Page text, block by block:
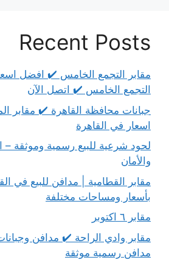
Recent Posts
مقابر التجمع الخامس ✔️ افضل
التجمع الخامس ✔️ اتصل الآن
جبانات محافظة القاهرة ✔️ مقابر
اسعار في القاهرة
لحود شرعية للبيع رسمية وموثقة
والأمان
مقابر القطامية | مدافن للبيع في
بأسعار ومساحات مختلفة
مقابر ٦ اكتوبر
مقابر وادي الراحة ✔️ مدافن
مدافن رسمية موثقة